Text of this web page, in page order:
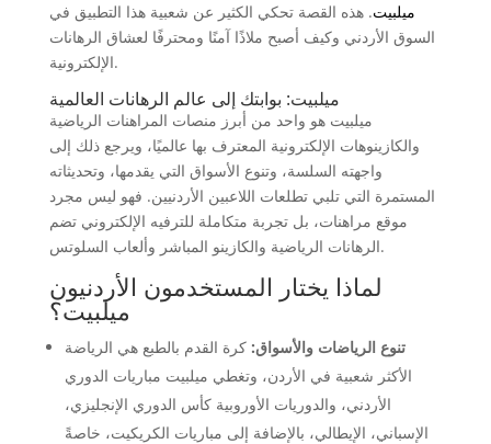
ميلبيت. هذه القصة تحكي الكثير عن شعبية هذا التطبيق في
السوق الأردني وكيف أصبح ملاذًا آمنًا ومحترفًا لعشاق الرهانات
الإلكترونية.
ميلبيت: بوابتك إلى عالم الرهانات العالمية
ميلبيت هو واحد من أبرز منصات المراهنات الرياضية
والكازينوهات الإلكترونية المعترف بها عالميًا، ويرجع ذلك إلى
واجهته السلسة، وتنوع الأسواق التي يقدمها، وتحديثاته
المستمرة التي تلبي تطلعات اللاعبين الأردنيين. فهو ليس مجرد
موقع مراهنات، بل تجربة متكاملة للترفيه الإلكتروني تضم
الرهانات الرياضية والكازينو المباشر وألعاب السلوتس.
لماذا يختار المستخدمون الأردنيون
ميلبيت؟
تنوع الرياضات والأسواق: كرة القدم بالطبع هي الرياضة
الأكثر شعبية في الأردن، وتغطي ميلبيت مباريات الدوري
الأردني، والدوريات الأوروبية كأس الدوري الإنجليزي،
الإسباني، الإيطالي، بالإضافة إلى مباريات الكريكيت، خاصةً